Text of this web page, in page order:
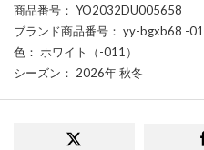
商品番号 ： YO2032DU005658
ブランド商品番号 ： yy-bgxb68 -
色 ： ホワイト（-011）
シーズン ： 2026年 秋冬